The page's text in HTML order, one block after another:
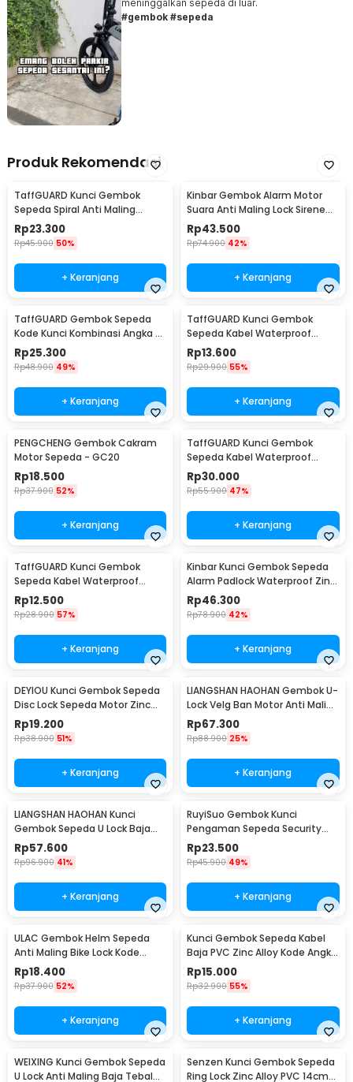
meninggalkan sepeda di luar.
#gembok #sepeda
Produk Rekomendasi
TaffGUARD Kunci Gembok
Sepeda Spiral Anti Maling
Stainless Steel 1.1M - GT85
Rp23.300
Rp45.900 50%
+ Keranjang
Kinbar Gembok Alarm Motor
Suara Anti Maling Lock Sirene
10mm - GA14
Rp43.500
Rp74.900 42%
+ Keranjang
TaffGUARD Gembok Sepeda
Kode Kunci Kombinasi Angka 5
Digit 1.2M - GT08
Rp25.300
Rp48.900 49%
+ Keranjang
TaffGUARD Kunci Gembok
Sepeda Kabel Waterproof
Password 4 Digit 1M - GT32
Rp13.600
Rp29.900 55%
+ Keranjang
PENGCHENG Gembok Cakram
Motor Sepeda - GC20
Rp18.500
Rp37.900 52%
+ Keranjang
TaffGUARD Kunci Gembok
Sepeda Kabel Waterproof
Flexible 1.2M - GT20
Rp30.000
Rp55.900 47%
+ Keranjang
TaffGUARD Kunci Gembok
Sepeda Kabel Waterproof
Flexible 80cm - GT88
Rp12.500
Rp28.900 57%
+ Keranjang
Kinbar Kunci Gembok Sepeda
Alarm Padlock Waterproof Zinc
Alloy 110dB - GA10
Rp46.300
Rp78.900 42%
+ Keranjang
DEYIOU Kunci Gembok Sepeda
Disc Lock Sepeda Motor Zinc
Alloy Universal - GC18
Rp19.200
Rp38.900 51%
+ Keranjang
LIANGSHAN HAOHAN Gembok U-
Lock Velg Ban Motor Anti Maling
41cm - GU65
Rp67.300
Rp88.900 25%
+ Keranjang
LIANGSHAN HAOHAN Kunci
Gembok Sepeda U Lock Baja
Tebal 10mm 33.5cm - GU90
Rp57.600
Rp96.900 41%
+ Keranjang
RuyiSuo Gembok Kunci
Pengaman Sepeda Security
Lock 3 Digit - NK-221
Rp23.500
Rp45.900 49%
+ Keranjang
ULAC Gembok Helm Sepeda
Anti Maling Bike Lock Kode
Angka 3 Digit - GT25
Rp18.400
Rp37.900 52%
+ Keranjang
Kunci Gembok Sepeda Kabel
Baja PVC Zinc Alloy Kode Angka
4 Digit - GT42
Rp15.000
Rp32.900 55%
+ Keranjang
WEIXING Kunci Gembok Sepeda
U Lock Anti Maling Baja Tebal
Senzen Kunci Gembok Sepeda
Ring Lock Zinc Alloy PVC 14cm